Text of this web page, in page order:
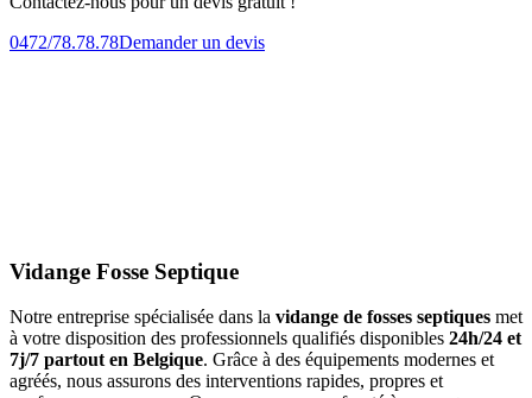
0472/78.78.78Demander un devis
Vidange Fosse Septique
Notre entreprise spécialisée dans la vidange de fosses septiques met
à votre disposition des professionnels qualifiés disponibles 24h/24 et
7j/7 partout en Belgique. Grâce à des équipements modernes et
agréés, nous assurons des interventions rapides, propres et